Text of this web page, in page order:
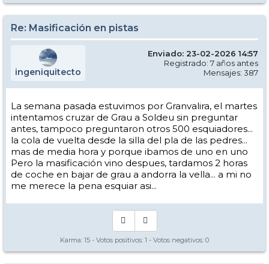
Re: Masificación en pistas
ingeniquitecto
Enviado: 23-02-2026 14:57
Registrado: 7 años antes
Mensajes: 387
La semana pasada estuvimos por Granvalira, el martes
intentamos cruzar de Grau a Soldeu sin preguntar
antes, tampoco preguntaron otros 500 esquiadores...
la cola de vuelta desde la silla del pla de las pedres...
mas de media hora y porque ibamos de uno en uno
Pero la masificación vino despues, tardamos 2 horas
de coche en bajar de grau a andorra la vella... a mi no
me merece la pena esquiar asi...
Karma: 15 - Votos positivos: 1 - Votos negativos: 0